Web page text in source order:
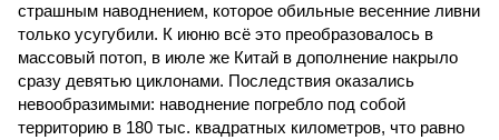
страшным наводнением, которое обильные весенние ливни
только усугубили. К июню всё это преобразовалось в
массовый потоп, в июле же Китай в дополнение накрыло
сразу девятью циклонами. Последствия оказались
невообразимыми: наводнение погребло под собой
территорию в 180 тыс. квадратных километров, что равно